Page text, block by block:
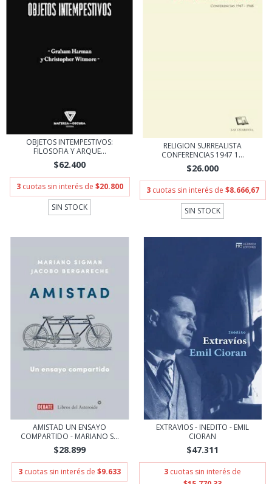
OBJETOS INTEMPESTIVOS:
FILOSOFIA Y ARQUE...
$62.400
3 cuotas sin interés de $20.800
SIN STOCK
RELIGION SURREALISTA
CONFERENCIAS 1947 1...
$26.000
3 cuotas sin interés de $8.666,67
SIN STOCK
AMISTAD UN ENSAYO
COMPARTIDO - MARIANO S...
$28.899
3 cuotas sin interés de $9.633
EXTRAVIOS - INEDITO - EMIL
CIORAN
$47.311
3 cuotas sin interés de